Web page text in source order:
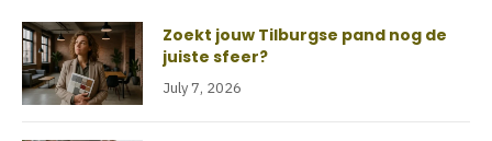
Zoekt jouw Tilburgse pand nog de
juiste sfeer?
July 7, 2026